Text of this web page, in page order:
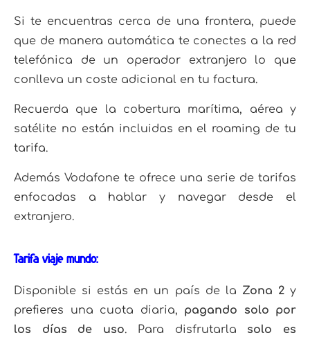
Si te encuentras cerca de una frontera, puede
que de manera automática te conectes a la red
telefónica de un operador extranjero lo que
conlleva un coste adicional en tu factura.
Recuerda que la cobertura marítima, aérea y
satélite no están incluidas en el roaming de tu
tarifa.
Además Vodafone te ofrece una serie de tarifas
enfocadas a hablar y navegar desde el
extranjero.
Tarifa viaje mundo:
Disponible si estás en un país de la Zona 2y
prefieres una cuota diaria, pagando solo por
los días de uso. Para disfrutarla solo es